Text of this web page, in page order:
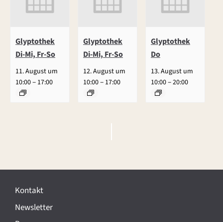
Glyptothek
Di-Mi, Fr-So
11. August um
10:00– 17:00
Glyptothek
Di-Mi, Fr-So
12. August um
10:00– 17:00
Glyptothek
Do
13. August um
10:00–20:00
e
a
n
Kontakt
Newsletter